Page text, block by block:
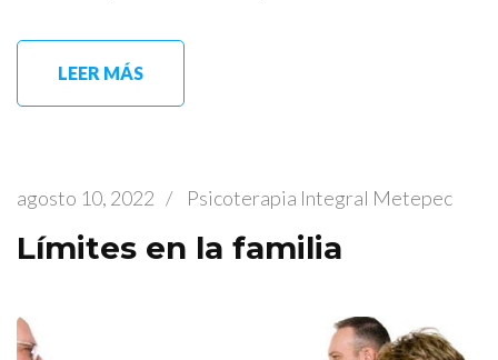
LEER MÁS
agosto 10, 2022 / Psicoterapia Integral Metepec
Límites en la familia